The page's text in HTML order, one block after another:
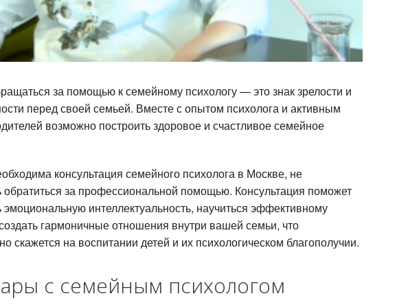
за помощью к семейному психологу — это знак зрелости и
перед своей семьей. Вместе с опытом психолога и активным
возможно построить здоровое и счастливое семейное
консультация семейного психолога в Москве, не
обратиться за профессиональной помощью. Консультация поможет
эмоциональную интеллектуальность, научиться эффективному
гармоничные отношения внутри вашей семьи, что
скажется на воспитании детей и их психологическом благополучии.
с семейным психологом